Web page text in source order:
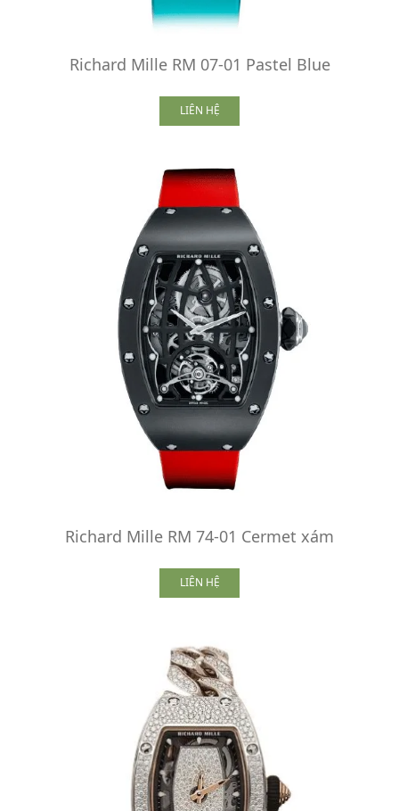
Richard Mille RM 07-01 Pastel Blue
LIÊN HỆ
Richard Mille RM 74-01 Cermet xám
LIÊN HỆ